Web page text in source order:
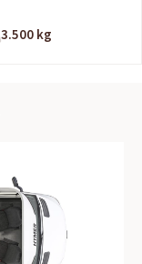
3.500 kg